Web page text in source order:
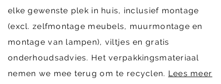
elke gewenste plek in huis, inclusief montage
(excl. zelfmontage meubels, muurmontage en
montage van lampen), viltjes en gratis
onderhoudsadvies. Het verpakkingsmateriaal
nemen we mee terug om te recyclen. Lees meer